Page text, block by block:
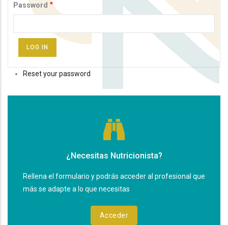
Password
Reset your password
¿Necesitas Nutricionista?
Rellena el formulario y podrás acceder al profesional que
más se adapte a lo que necesitas
Acceder